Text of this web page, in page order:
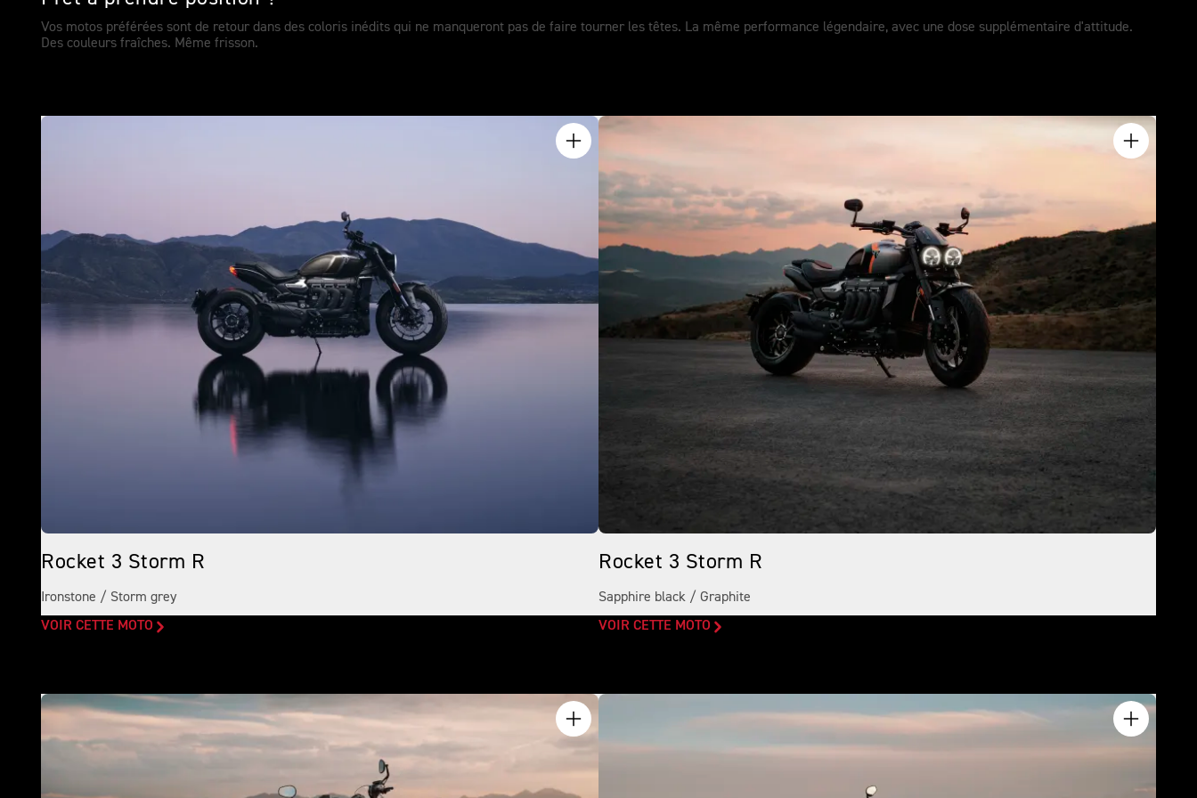
Vos motos préférées sont de retour dans des coloris inédits qui ne manqueront pas de faire tourner les têtes. La même performance légendaire, avec une dose supplémentaire d'attitude.
Des couleurs fraîches. Même frisson.
Rocket 3 Storm R
Ironstone / Storm grey
VOIR CETTE MOTO
Rocket 3 Storm R
Sapphire black / Graphite
VOIR CETTE MOTO